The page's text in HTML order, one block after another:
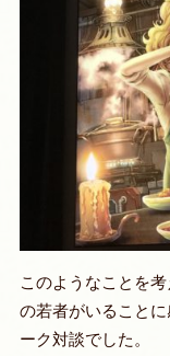
このようなことを
の若者がいること
ーク対談でした。